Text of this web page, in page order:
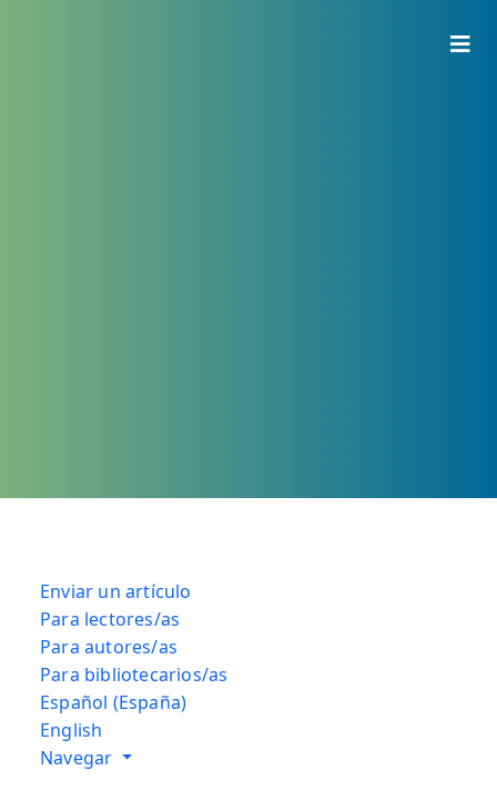
Enviar un artículo
Para lectores/as
Para autores/as
Para bibliotecarios/as
Español (España)
English
Navegar